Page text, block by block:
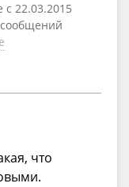
22.03.2015
что